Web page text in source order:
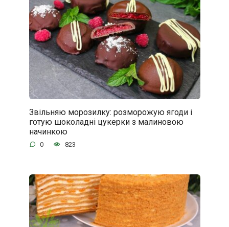
Звільняю морозилку: розморожую ягоди і
готую шоколадні цукерки з малиновою
начинкою
0 823